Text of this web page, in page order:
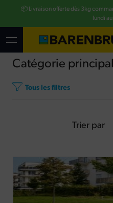
📦 Livraison offerte dès 3kg
lundi
Catégorie
Tous les filtres
Trier par